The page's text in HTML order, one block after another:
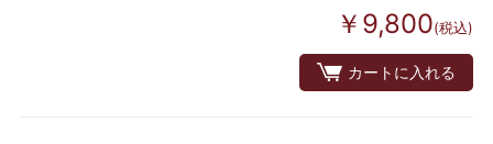
￥9,800(税込)
カートに入れる